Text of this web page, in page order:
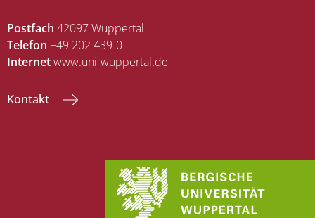
Postfach 42097 Wuppertal
Telefon +49 202 439-0
Internetwww.uni-wuppertal.de
Kontakt